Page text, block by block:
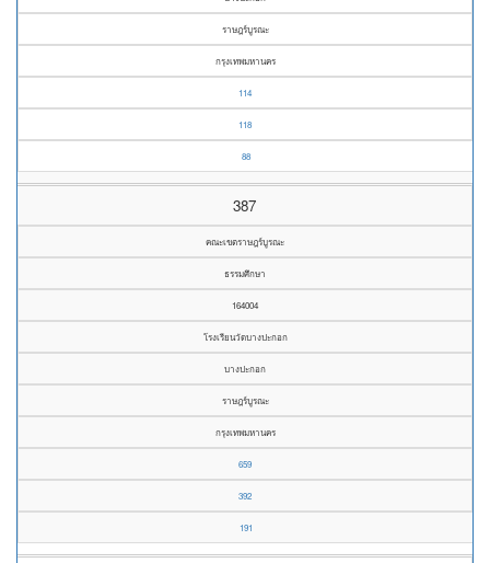
ราษฎร์บูรณะ
กรุงเทพมหานคร
114
118
88
387
คณะเขตราษฎร์บูรณะ
ธรรมศึกษา
164004
โรงเรียนวัดบางปะกอก
บางปะกอก
ราษฎร์บูรณะ
กรุงเทพมหานคร
659
392
191